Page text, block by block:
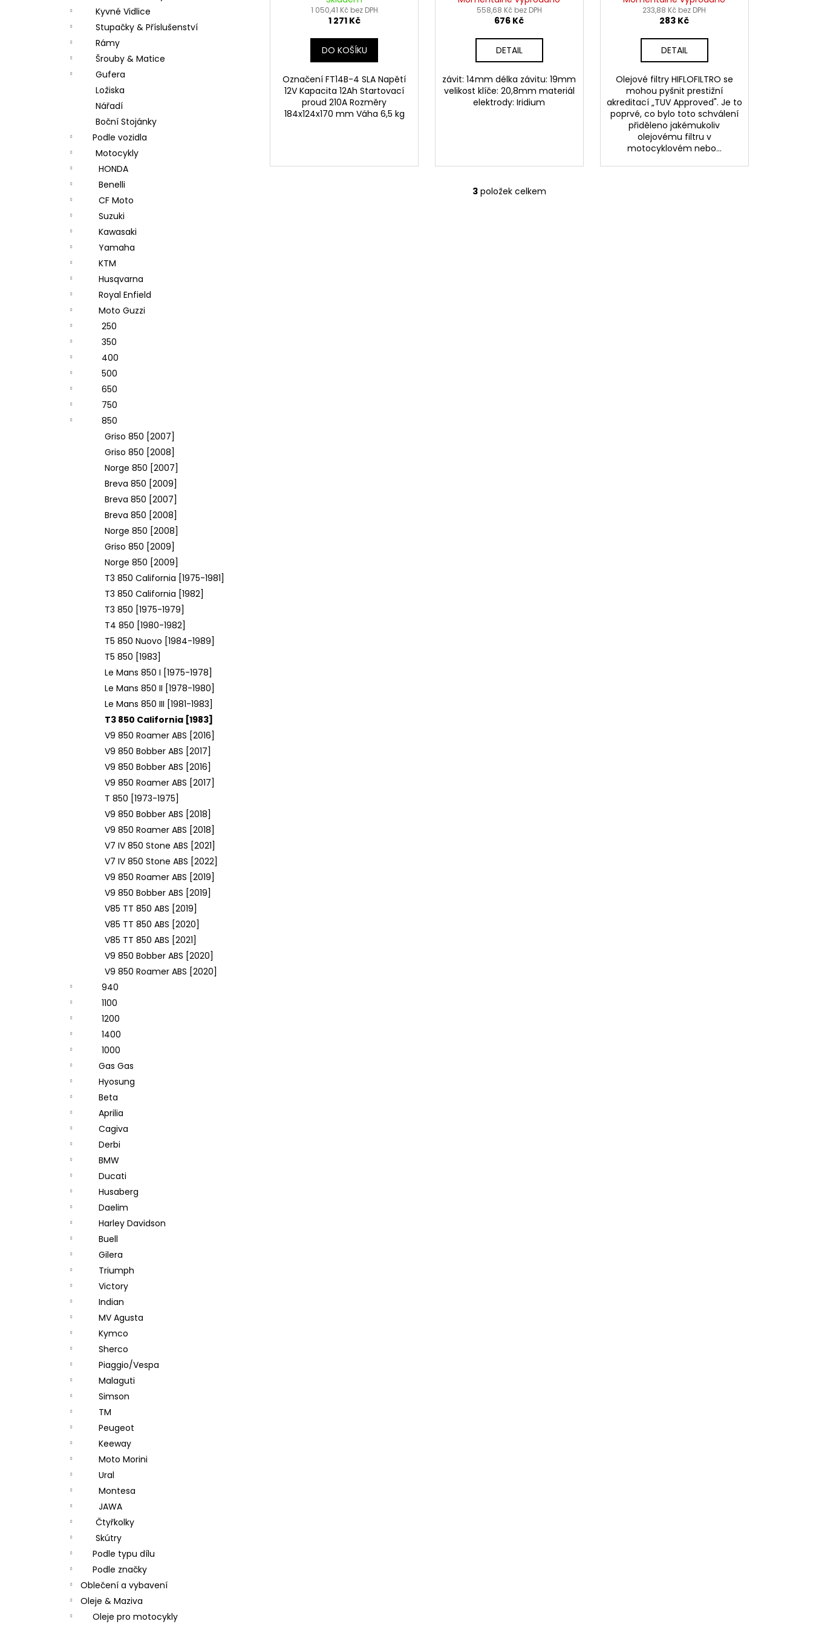
Kyvné Vidlice
Stupačky & Příslušenství
Rámy
Šrouby & Matice
Gufera
Ložiska
Nářadí
Boční Stojánky
Podle vozidla
Motocykly
HONDA
Benelli
CF Moto
Suzuki
Kawasaki
Yamaha
KTM
Husqvarna
Royal Enfield
Moto Guzzi
250
350
400
500
650
750
850
Griso 850 [2007]
Griso 850 [2008]
Norge 850 [2007]
Breva 850 [2009]
Breva 850 [2007]
Breva 850 [2008]
Norge 850 [2008]
Griso 850 [2009]
Norge 850 [2009]
T3 850 California [1975-1981]
T3 850 California [1982]
T3 850 [1975-1979]
T4 850 [1980-1982]
T5 850 Nuovo [1984-1989]
T5 850 [1983]
Le Mans 850 I [1975-1978]
Le Mans 850 II [1978-1980]
Le Mans 850 III [1981-1983]
T3 850 California [1983]
V9 850 Roamer ABS [2016]
V9 850 Bobber ABS [2017]
V9 850 Bobber ABS [2016]
V9 850 Roamer ABS [2017]
T 850 [1973-1975]
V9 850 Bobber ABS [2018]
V9 850 Roamer ABS [2018]
V7 IV 850 Stone ABS [2021]
V7 IV 850 Stone ABS [2022]
V9 850 Roamer ABS [2019]
V9 850 Bobber ABS [2019]
V85 TT 850 ABS [2019]
V85 TT 850 ABS [2020]
V85 TT 850 ABS [2021]
V9 850 Bobber ABS [2020]
V9 850 Roamer ABS [2020]
940
1100
1200
1400
1000
Gas Gas
Hyosung
Beta
Aprilia
Cagiva
Derbi
BMW
Ducati
Husaberg
Daelim
Harley Davidson
Buell
Gilera
Triumph
Victory
Indian
MV Agusta
Kymco
Sherco
Piaggio/Vespa
Malaguti
Simson
TM
Peugeot
Keeway
Moto Morini
Ural
Montesa
JAWA
Čtyřkolky
Skútry
Podle typu dílu
Podle značky
Oblečení a vybavení
Oleje & Maziva
Oleje pro motocykly
150x69x145, FULBAT
(aktivovaná ve výrobě)
1 050,41 Kč bez DPH
1 271 Kč
DO KOŠÍKU
Označení FT14B-4 SLA Napětí
12V Kapacita 12Ah Startovací
proud 210A Rozměry
184x124x170 mm Váha 6,5 kg
558,68 Kč bez DPH
676 Kč
DETAIL
závit: 14mm délka závitu: 19mm
velikost klíče: 20,8mm materiál
elektrody: Iridium
233,88 Kč bez DPH
283 Kč
DETAIL
Olejové filtry HIFLOFILTRO se
mohou pyšnit prestižní
akreditací „TUV Approved". Je to
poprvé, co bylo toto schválení
přiděleno jakémukoliv
olejovému filtru v
motocyklovém nebo...
O
3 položek celkem